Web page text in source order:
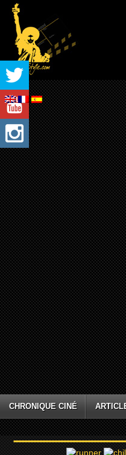
CHRONIQUE CINÉ